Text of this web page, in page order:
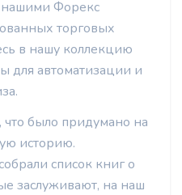
нашими Форекс
торговых
в нашу коллекцию
для автоматизации и
что было придумано на
историю.
список книг о
заслуживают, на наш